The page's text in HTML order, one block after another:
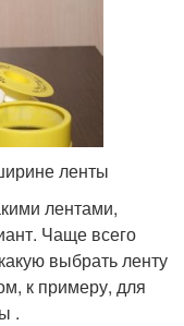
ленты
лентами,
Чаще всего
выбрать ленту
к примеру, для
.